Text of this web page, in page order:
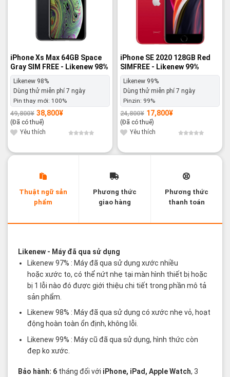
iPhone Xs Max 64GB Space
Gray SIM FREE - Likenew 98%
Likenew 98%
Dùng thử miễn phí 7 ngày
Pin thay mới: 100%
49,800¥
Giá
gốc
là:
49,800¥.
38,800¥
Giá
hiện
tại
là:
38,800¥.
(Đã có thuế)
Yêu thích
iPhone SE 2020 128GB Red
SIMFREE - Likenew 99%
Likenew 99%
Dùng thử miễn phí 7 ngày
Pinzin: 99%
24,800¥
Giá
gốc
là:
24,800¥.
17,800¥
Giá
hiện
tại
là:
17,800¥.
(Đã có thuế)
Yêu thích
Thuật ngữ sản
phẩm
Phương thức
giao hàng
Phương thức
thanh toán
Likenew- Máy đã qua sử dụng
Likenew 97% : Máy đã qua sử dụng xước nhiều
hoặc xước to, có thể nứt nhẹ tại màn hình thiết bị hoặc
bị 1 lỗi nào đó được giới thiệu chi tiết trong phần mô tả
sản phẩm.
Likenew 98% : Máy đã qua sử dụng có xước nhẹ vỏ, hoạt
động hoàn toàn ổn định, không lỗi.
Likenew 99% : Máy cũ đã qua sử dụng, hình thức còn
đẹp ko xước.
Bảo hành: 6 tháng đối với iPhone, iPad, Apple Watch, 3